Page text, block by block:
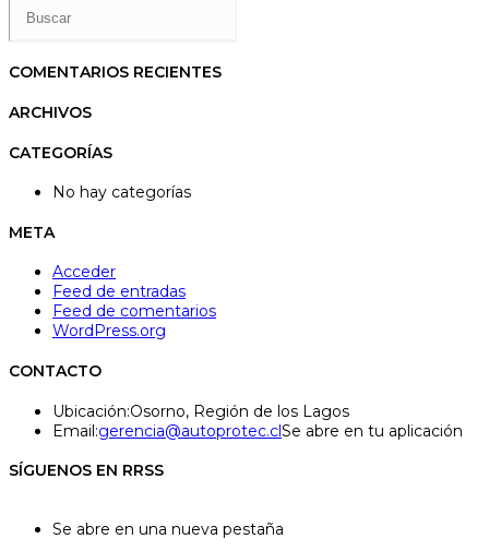
COMENTARIOS RECIENTES
ARCHIVOS
CATEGORÍAS
No hay categorías
META
Acceder
Feed de entradas
Feed de comentarios
WordPress.org
CONTACTO
Ubicación:Osorno, Región de los Lagos
Email:gerencia@autoprotec.clSe abre en tu aplicación
SÍGUENOS EN RRSS
Se abre en una nueva pestaña